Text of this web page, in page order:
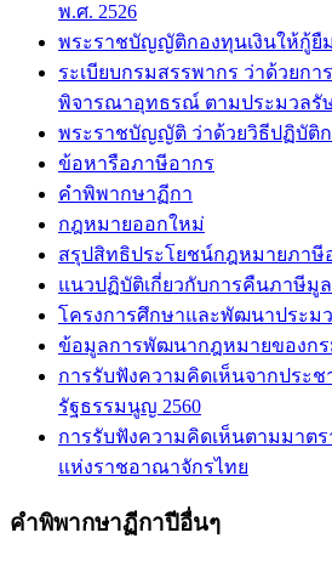
พ.ศ. 2526
พระราชบัญญัติกองทุนเงินให้กู้ยื
ระเบียบกรมสรรพากร ว่าด้วยก
พิจารณาอุทธรณ์ ตามประมวลรัษ
พระราชบัญญัติ ว่าด้วยวิธีปฏิบัติ
ข้อหารือภาษีอากร
คำพิพากษาฏีกา
กฎหมายออกใหม่
สรุปสิทธิประโยชน์กฎหมายภาษี
แนวปฏิบัติเกี่ยวกับการคืนภาษีมู
โครงการศึกษาและพัฒนาประม
ข้อมูลการพัฒนากฎหมายของกร
การรับฟังความคิดเห็นจากประ
รัฐธรรมนูญ 2560
การรับฟังความคิดเห็นตามมาต
แห่งราชอาณาจักรไทย
คำพิพากษาฏีกาปีอื่นๆ